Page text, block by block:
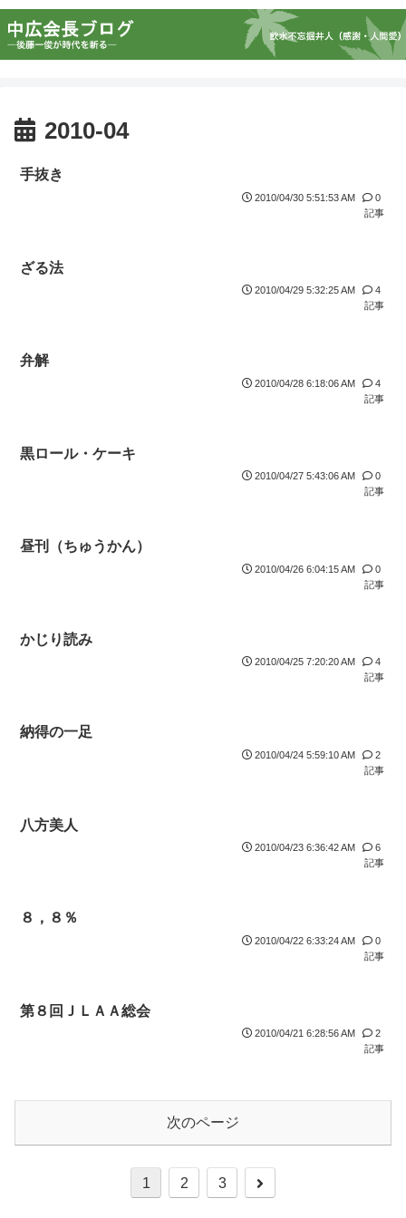
2010-04
手抜き
2010/04/30 5:51:53 AM
0
記事
ざる法
2010/04/29 5:32:25 AM
4
記事
弁解
2010/04/28 6:18:06 AM
4
記事
黒ロール・ケーキ
2010/04/27 5:43:06 AM
0
記事
昼刊（ちゅうかん）
2010/04/26 6:04:15 AM
0
記事
かじり読み
2010/04/25 7:20:20 AM
4
記事
納得の一足
2010/04/24 5:59:10 AM
2
記事
八方美人
2010/04/23 6:36:42 AM
6
記事
８，８％
2010/04/22 6:33:24 AM
0
記事
第８回ＪＬＡＡ総会
2010/04/21 6:28:56 AM
2
記事
次のページ
1 2 3